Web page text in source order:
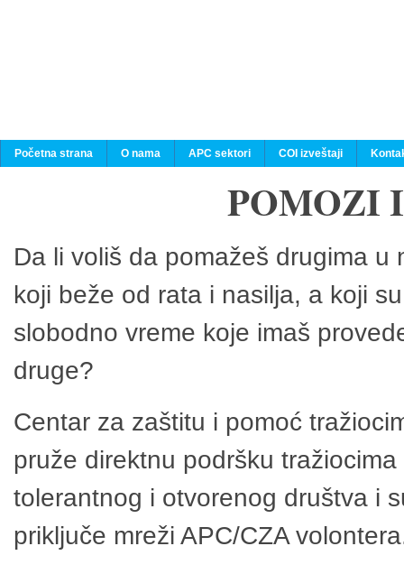
Početna strana O nama APC sektori COI izveštaji
POMOZI
Da li voliš da pomažeš drugima
koji beže od rata i nasilja, a koji
slobodno vreme koje imaš
druge?
Centar za zaštitu i pomoć
pruže direktnu podršku
tolerantnog i otvorenog društva i
priključe mreži APC/CZA